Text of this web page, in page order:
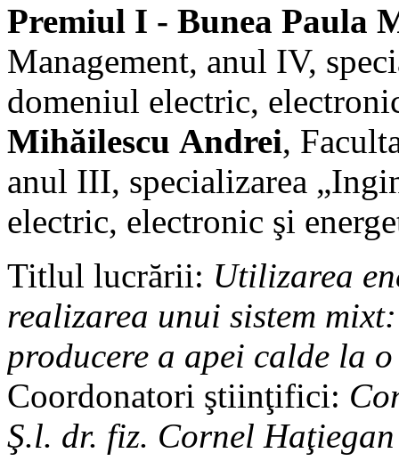
Premiul I - Bunea Paula
Management, anul IV,
domeniul electric,
Mihăilescu Andrei,
anul III, specializarea
electric, electronic şi
Titlul lucrării: Utilizarea
realizarea unui sistem
producere a apei calde la o
Coordonatori ştiinţifici:
Ş.l. dr. fiz. Cornel Haţiegan